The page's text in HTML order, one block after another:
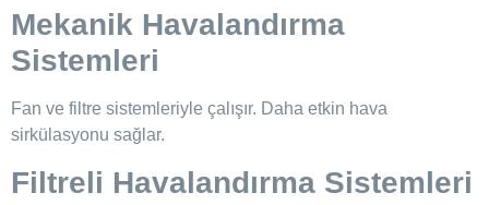
Mekanik Havalandırma
Sistemleri
Fan ve filtre sistemleriyle çalışır. Daha etkin hava
sirkülasyonu sağlar.
Filtreli Havalandırma Sistemleri